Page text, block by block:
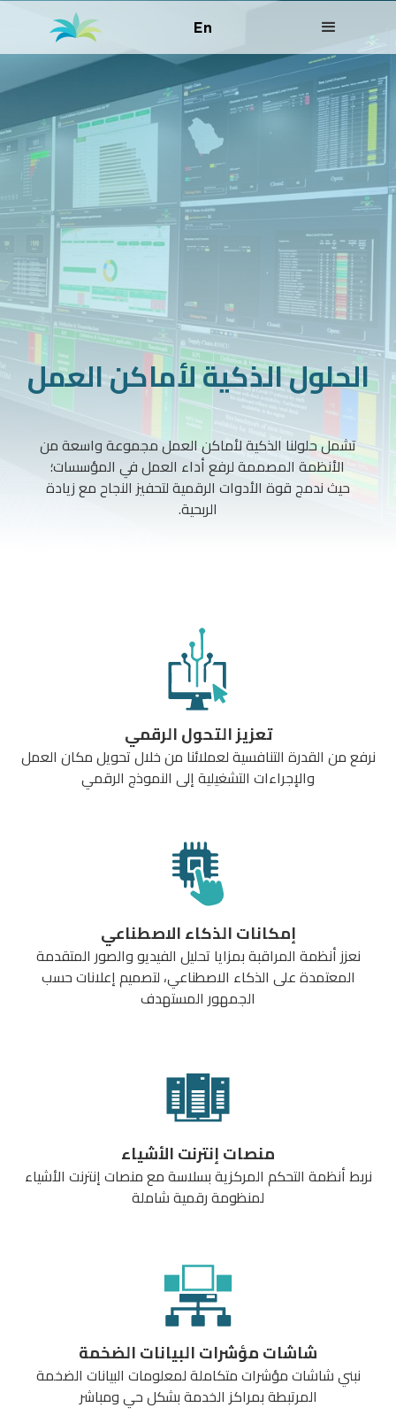
En
الحلول الذكية لأماكن العمل
تشمل حلولنا الذكية لأماكن العمل مجموعة واسعة من
الأنظمة المصممة لرفع أداء العمل في المؤسسات؛
حيث ندمج قوة الأدوات الرقمية لتحفيز النجاح مع زيادة
الربحية.
تعزيز التحول الرقمي
نرفع من القدرة التنافسية لعملائنا من خلال تحويل مكان العمل
والإجراءات التشغيلية إلى النموذج الرقمي
إمكانات الذكاء الاصطناعي
نعزز أنظمة المراقبة بمزايا تحليل الفيديو والصور المتقدمة
المعتمدة على الذكاء الاصطناعي، لتصميم إعلانات حسب
الجمهور المستهدف
منصات إنترنت الأشياء
نربط أنظمة التحكم المركزية بسلاسة مع منصات إنترنت الأشياء
لمنظومة رقمية شاملة
شاشات مؤشرات البيانات الضخمة
نبني شاشات مؤشرات متكاملة لمعلومات البيانات الضخمة
المرتبطة بمراكز الخدمة بشكل حي ومباشر